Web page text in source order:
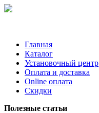
Главная
Каталог
Установочный центр
Оплата и доставка
Online оплата
Скидки
Полезные статьи